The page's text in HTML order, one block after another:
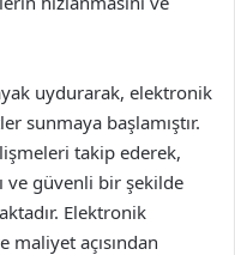
uydurarak, elektronik
sunmaya başlamıştır.
takip ederek,
ve güvenli bir şekilde
Elektronik
maliyet açısından